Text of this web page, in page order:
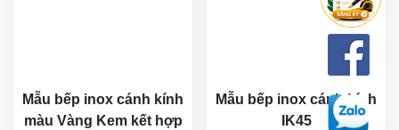
Mẫu bếp inox cánh kính
màu Vàng Kem kết hợp
Mẫu bếp inox cánh kính
IK45